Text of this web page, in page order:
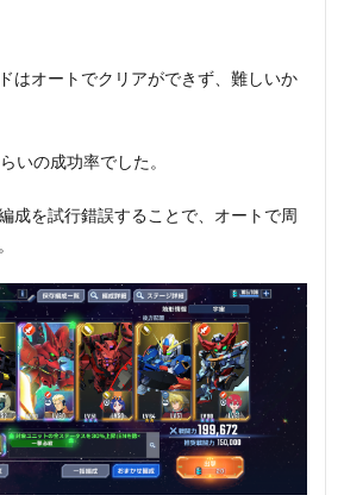
はオートでクリアができず、難しいか
いの成功率でした。
成を試行錯誤することで、オートで周